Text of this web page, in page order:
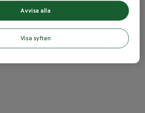
Avvisa alla
Visa syften